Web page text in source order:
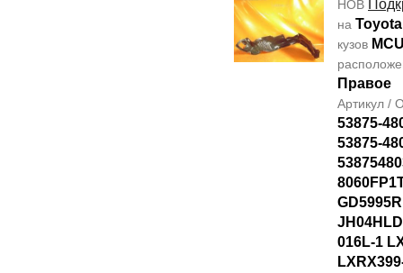
НОВ
на
кузов
Правое
Артикул /
53875-
53875-
GD5995R
016L-1